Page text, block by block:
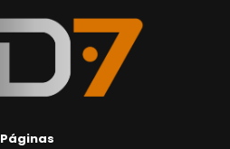
Páginas